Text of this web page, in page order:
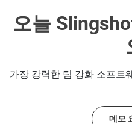
오늘
가장 강력한 팀 강화 소프트
데모